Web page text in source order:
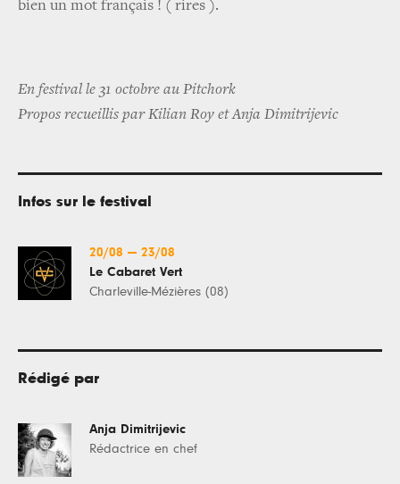
bien un mot français ! ( rires ).
En festival le 31 octobre au Pitchork
Propos recueillis par Kilian Roy et Anja Dimitrijevic
Infos sur le festival
20/08 — 23/08
Le Cabaret Vert
Charleville-Mézières (08)
Rédigé par
Anja Dimitrijevic
Rédactrice en chef